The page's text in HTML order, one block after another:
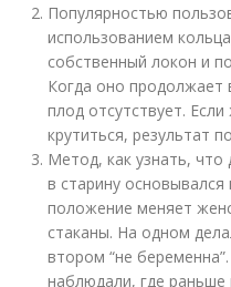
Популярностью
использованием
собственный локон и
Когда оно продолжает
плод отсутствует.
крутиться, результат
Метод, как узнать, что
в старину
положение меняет
стаканы. На одном
втором “не
наблюдали, где